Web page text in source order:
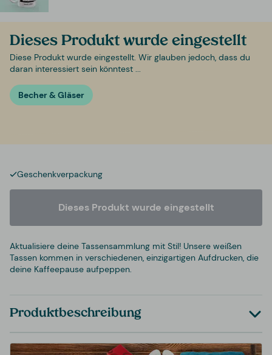
Dieses Produkt wurde eingestellt
Diese Produkt wurde eingestellt. Wir glauben jedoch, dass du
daran interessiert sein könntest ...
Becher & Gläser
Geschenkverpackung
Dieses Produkt wurde eingestellt
Aktualisiere deine Tassensammlung mit Stil! Unsere weißen
Tassen kommen in verschiedenen, einzigartigen Aufdrucken, die
deine Kaffeepause aufpeppen.
Produktbeschreibung